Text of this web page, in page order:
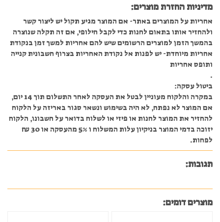
מדיניות החזרת מוצרים:
אחריות על המוצרים באתר- אם המוצר מגיע תקול יש ליצור קשר
ולהחזיר אותו בתאום לחנות כדי לקבל חילופי, אם זה תקלה שנוצרה
בהמשך הזמן למוצרים הרשומים שיש להם אחריות למשך זמן בנקודת
אחריות מיוחדת- יש לפנות אל נקודת האחריות בצרוף חשבונית קנייה
ותופס אחריות
.
ביטול עסקה:
במקרה והלקוח מעוניין לבטל את העסקה לאחר התשלום תוך 14 יום,
אם המוצר לא נפתח, לא היה בשימוש ונשאר סגור באריזה על הלקוח
להחזיר את המוצר לחנות או פיזי או לשלוח בדואר על חשבונו, הלקוח
יזוכה בדמי המוצר בניקיון עלות המשלוח ו 5% מהעסקה או 30 ₪
לפחות.
תגובות:
מוצרים דומים: